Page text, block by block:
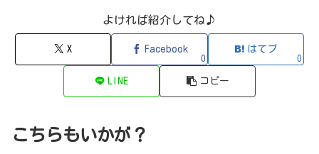
よければ紹介してね♪
X Facebook
0
はてブ
0
LINE コピー
こちらもいかが？